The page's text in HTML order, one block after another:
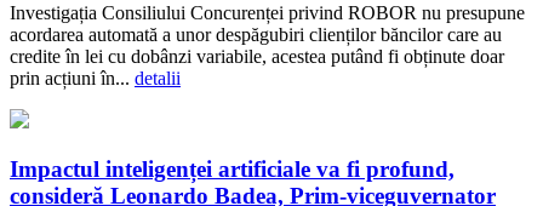
Investigația Consiliului Concurenței privind ROBOR nu presupune
acordarea automată a unor despăgubiri clienților băncilor care au
credite în lei cu dobânzi variabile, acestea putând fi obținute doar
prin acțiuni în... detalii
Impactul inteligenței artificiale va fi profund,
consideră Leonardo Badea, Prim-viceguvernator